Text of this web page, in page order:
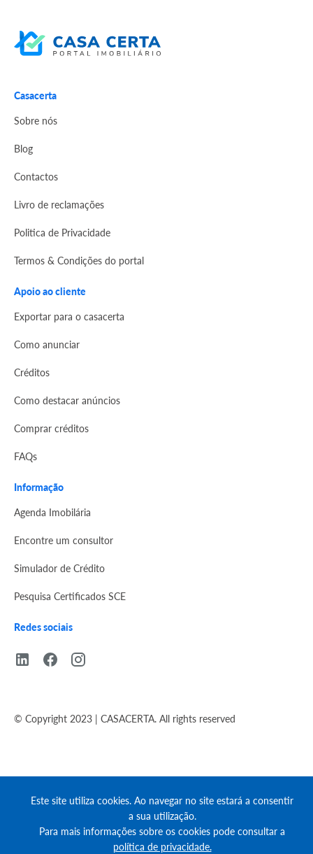
Casacerta
Sobre nós
Blog
Contactos
Livro de reclamações
Politica de Privacidade
Termos & Condições do portal
Apoio ao cliente
Exportar para o casacerta
Como anunciar
Créditos
Como destacar anúncios
Comprar créditos
FAQs
Informação
Agenda Imobilária
Encontre um consultor
Simulador de Crédito
Pesquisa Certificados SCE
Redes sociais
© Copyright 2023 | CASACERTA. All rights reserved
Este site utiliza cookies. Ao navegar no site estará a consentir
a sua utilização.
Para mais informações sobre os cookies pode consultar a
política de privacidade.